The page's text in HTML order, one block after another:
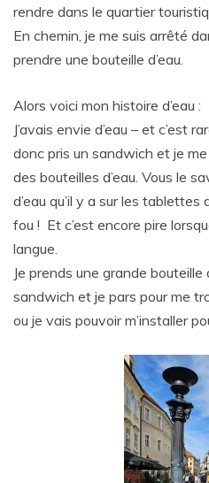
rendre dans le quartier
En chemin, je me suis arrêté
prendre une bouteille d’eau.
Alors voici mon histoire d’eau :
J’avais envie d’eau – et c’est
donc pris un sandwich et je
des bouteilles d’eau. Vous le
d’eau qu’il y a sur les tablettes
fou ! Et c’est encore pire
langue.
Je prends une grande bouteille
sandwich et je pars pour me
ou je vais pouvoir m’installer